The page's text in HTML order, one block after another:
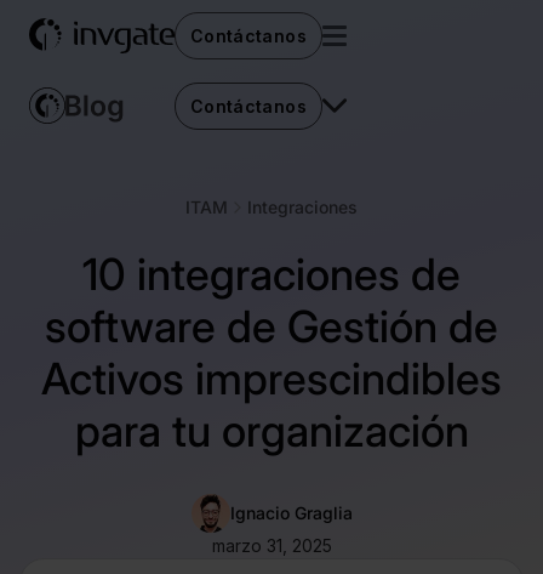
Contáctanos
Contáctanos
ITAM Integraciones
10 integraciones de
software de Gestión de
Activos imprescindibles
para tu organización
Ignacio Graglia
marzo 31, 2025